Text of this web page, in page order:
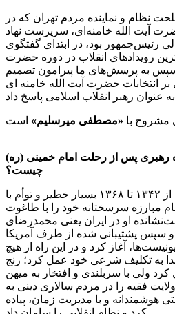
نظام و نماینده مردم تهران که در
آیت الله خامنه‌ای، سرپرست نهاد
رئیس‌جمهور بود، در ابتدای گفتگوی
رویدادهای انقلاب در دوره حضرت
سپس به پرسش‌های ما پیرامون تصمیم
ای
مشروح با «مصطفی میرسلیم»
رهبری پس از رحلت امام خمینی (ره)
چیست؟
از ۱۳۴۲ تا ۱۳۶۸ بسیار خطیر و توأم با
مبارزه سرسختانه خود را با طاغوت
او در ایران یعنی محمدرضای
زخم خورده از ۳۰ تیر و سپس پشتیبانی شده از طرف آمریکا
آغاز کرد و در این راه از هیچ
به تکلیف شرعی خود عمل کرد؛ رنج
کرد ولی با سربلندی و افتخار به میهن
فقیه را در مردم سالاری دینی به
هوشمندانه و با مدیریت زمان، پیاده